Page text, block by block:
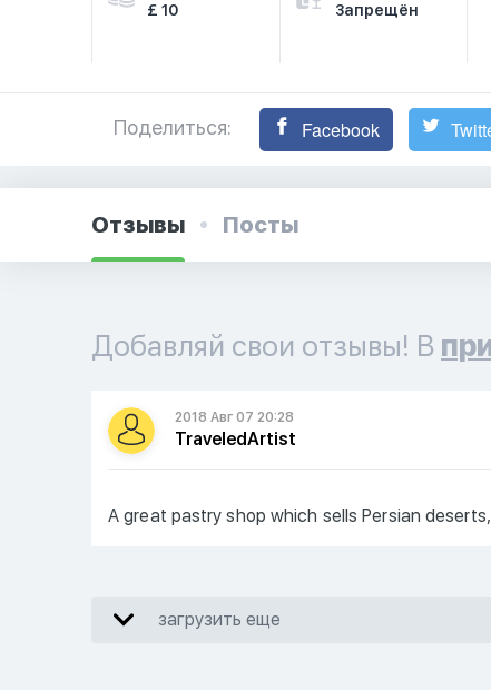
£ 10
Запрещён
Поделиться: Facebook
Отзывы Посты
Добавляй свои отзывы! В
2018 Авг 07 20:28
TraveledArtist
A great pastry shop which sells Persian
загрузить еще